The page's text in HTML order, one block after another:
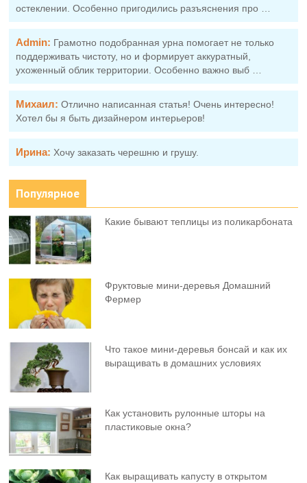
остеклении. Особенно пригодились разъяснения про …
Admin: Грамотно подобранная урна помогает не только
поддерживать чистоту, но и формирует аккуратный,
ухоженный облик территории. Особенно важно выб …
Михаил: Отлично написанная статья! Очень интересно!
Хотел бы я быть дизайнером интерьеров!
Ирина: Хочу заказать черешню и грушу.
Популярное
Какие бывают теплицы из поликарбоната
Фруктовыe мини-деревья Домашний
Фермер
Что такое мини-деревья бонсай и как их
выращивать в домашних условиях
Как установить рулонные шторы на
пластиковые окна?
Как выращивать капусту в открытом